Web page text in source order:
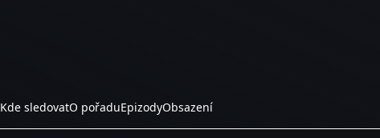
Kde sledovatO pořaduEpizodyObsazení